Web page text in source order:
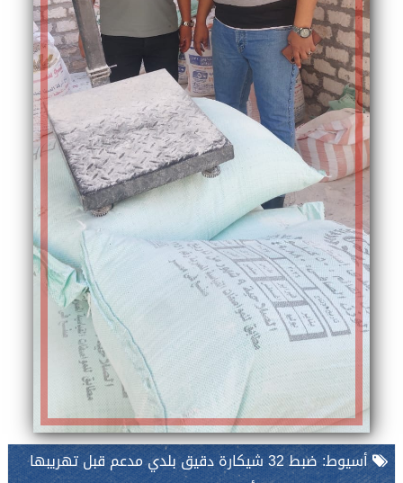
أسيوط: ضبط 32 شيكارة دقيق بلدي مدعم قبل تهريبها